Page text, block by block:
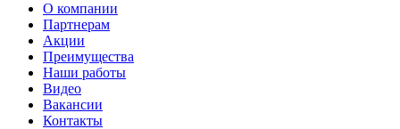
О компании
Партнерам
Акции
Преимущества
Наши работы
Видео
Вакансии
Контакты